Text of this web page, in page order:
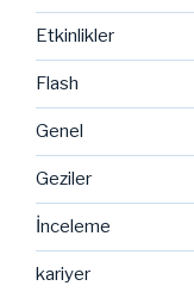
Etkinlikler
Flash
Genel
Geziler
İnceleme
kariyer